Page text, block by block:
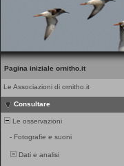
Pagina iniziale ornitho.it
Le Associazioni di ornitho.it
Consultare
Le osservazioni
- Fotografie e suoni
Dati e analisi